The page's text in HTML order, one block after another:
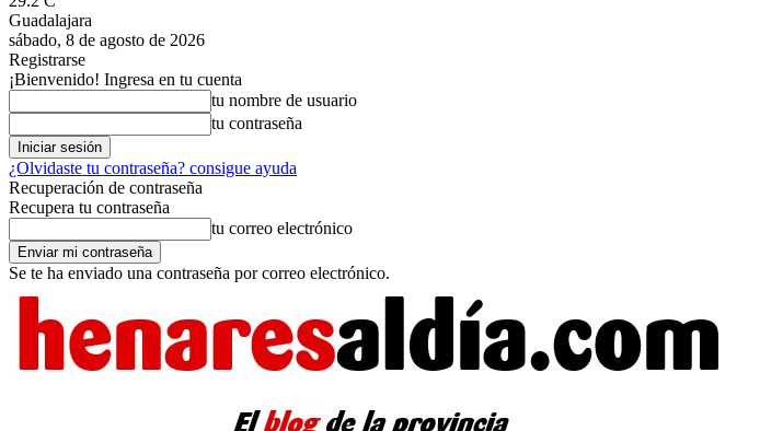
Guadalajara
sábado, 8 de agosto de 2026
Registrarse
¡Bienvenido! Ingresa en tu cuenta
tu nombre de usuario
tu contraseña
¿Olvidaste tu contraseña? consigue ayuda
Recuperación de contraseña
Recupera tu contraseña
tu correo electrónico
Se te ha enviado una contraseña por correo electrónico.